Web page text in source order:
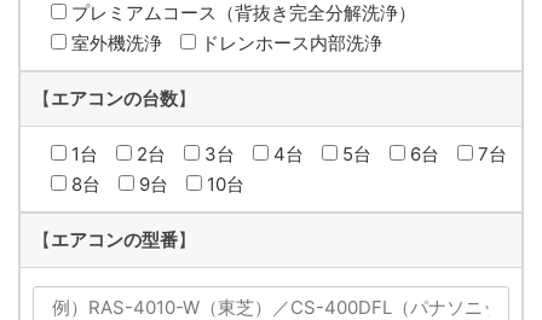
プレミアムコース（背抜き完全分解洗浄）
室外機洗浄
ドレンホース内部洗浄
【エアコンの台数】
1台 2台 3台 4台 5台 6台
7台
8台
9台 10台
【エアコンの型番】